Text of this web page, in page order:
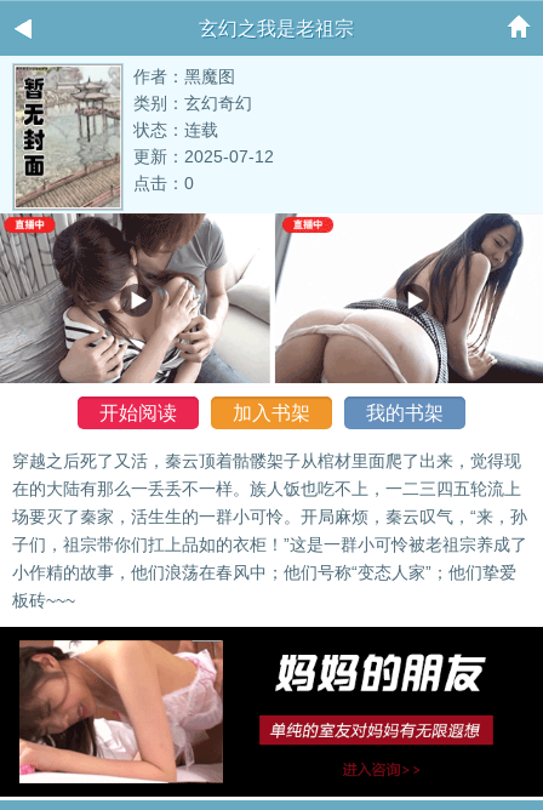
玄幻之我是老祖宗
作者：黑魔图
类别：玄幻奇幻
状态：连载
更新：2025-07-12
点击：0
开始阅读 加入书架 我的书架
穿越之后死了又活，秦云顶着骷髅架子从棺材里面爬了出来，觉得现
在的大陆有那么一丢丢不一样。族人饭也吃不上，一二三四五轮流上
场要灭了秦家，活生生的一群小可怜。开局麻烦，秦云叹气，“来，孙
子们，祖宗带你们扛上品如的衣柜！”这是一群小可怜被老祖宗养成了
小作精的故事，他们浪荡在春风中；他们号称“变态人家”；他们挚爱
板砖~~~